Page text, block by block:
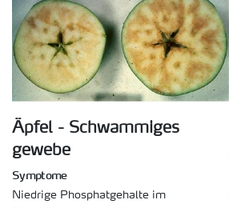
Äpfel - Schwammiges
gewebe
Symptome
Niedrige Phosphatgehalte im